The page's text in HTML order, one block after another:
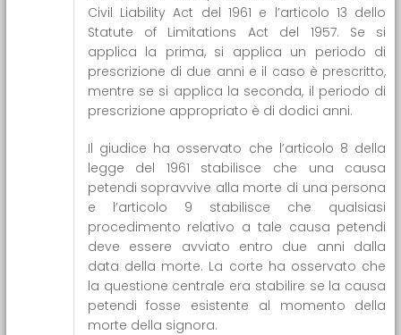
Civil Liability Act del 1961 e l’articolo 13 dello
Statute of Limitations Act del 1957. Se si
applica la prima, si applica un periodo di
prescrizione di due anni e il caso è prescritto,
mentre se si applica la seconda, il periodo di
prescrizione appropriato è di dodici anni.
Il giudice ha osservato che l’articolo 8 della
legge del 1961 stabilisce che una causa
petendi sopravvive alla morte di una persona
e l’articolo 9 stabilisce che qualsiasi
procedimento relativo a tale causa petendi
deve essere avviato entro due anni dalla
data della morte. La corte ha osservato che
la questione centrale era stabilire se la causa
petendi fosse esistente al momento della
morte della signora.